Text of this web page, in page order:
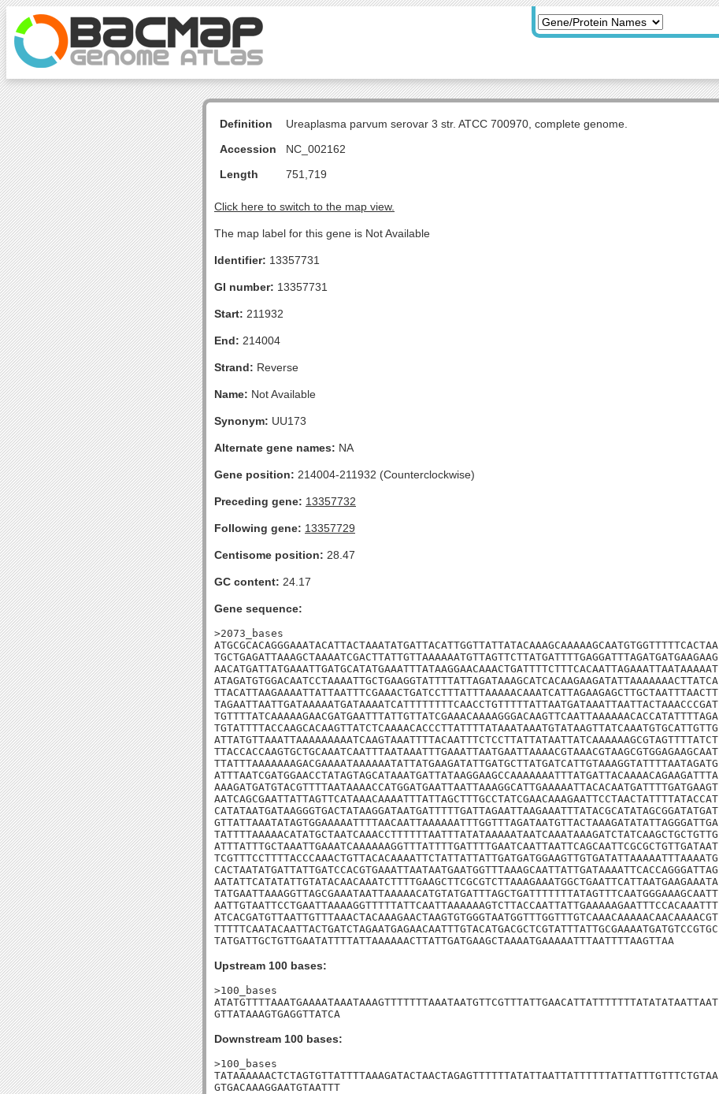
Definition
Ureaplasma parvum serovar 3 str. ATCC 700970, complete genome.
Accession
NC_002162
Length
751,719
Click here to switch to the map view.
The map label for this gene is Not Available
Identifier: 13357731
GI number: 13357731
Start: 211932
End: 214004
Strand: Reverse
Name: Not Available
Synonym: UU173
Alternate gene names: NA
Gene position: 214004-211932 (Counterclockwise)
Preceding gene: 13357732
Following gene: 13357729
Centisome position: 28.47
GC content: 24.17
Gene sequence:
>2073_bases
ATGCGCACAGGGAAATACATTACTAAATATGATTACATTGGTTATTATACAAAGCAAAAAGCAATGTGGTTTTTCACTAA
TGCTGAGATTAAAGCTAAAATCGACTTATTGTTAAAAAATGTTAGTTCTTATGATTTTGAGGATTTAGATGATGAAGAAG
AACATGATTATGAAATTGATGCATATGAAATTTATAAGGAACAAACTGATTTTCTTTCACAATTAGAAATTAATAAAAAT
ATAGATGTGGACAATCCTAAAATTGCTGAAGGTATTTTATTAGATAAAGCATCACAAGAAGATATTAAAAAAACTTATCA
TTACATTAAGAAAATTATTAATTTCGAAACTGATCCTTTATTTAAAAACAAATCATTAGAAGAGCTTGCTAATTTAACTT
TAGAATTAATTGATAAAAATGATAAAATCATTTTTTTTCAACCTGTTTTTATTAATGATAAATTAATTACTAAACCCGAT
TGTTTTATCAAAAAGAACGATGAATTTATTGTTATCGAAACAAAAGGGACAAGTTCAATTAAAAAACACCATATTTTAGA
TGTATTTTACCAAGCACAAGTTATCTCAAAACACCCTTATTTTATAAATAAATGTATAAGTTATCAAATGTGCATTGTTG
ATTATGTTAAATTAAAAAAAAATCAAGTAAATTTTACAATTTCTCCTTATTATAATTATCAAAAAAGCGTAGTTTTATCT
TTACCACCAAGTGCTGCAAATCAATTTAATAAATTTGAAATTAATGAATTAAAACGTAAACGTAAGCGTGGAGAAGCAAT
TTATTTAAAAAAAGACGAAAATAAAAAATATTATGAAGATATTGATGCTTATGATCATTGTAAAGGTATTTTAATAGATG
ATTTAATCGATGGAACCTATAGTAGCATAAATGATTATAAGGAAGCCAAAAAAATTTATGATTACAAAACAGAAGATTTA
AAAGATGATGTACGTTTTAATAAAACCATGGATGAATTAATTAAAGGCATTGAAAAATTACACAATGATTTTGATGAAGT
AATCAGCGAATTATTAGTTCATAAACAAAATTTATTAGCTTTGCCTATCGAACAAAGAATTCCTAACTATTTTATACCAT
CATATAATGATAAGGGTGACTATAAGGATAATGATTTTTGATTAGAATTAAGAAATTTATACGCATATAGCGGATATGAT
GTTATTAAATATAGTGGAAAAATTTTAACAATTAAAAAATTTGGTTTAGATAATGTTACTAAAGATATATTAGGGATTGA
TATTTTAAAAACATATGCTAATCAAACCTTTTTTAATTTATATAAAAATAATCAAATAAAGATCTATCAAGCTGCTGTTG
ATTTATTTGCTAAATTGAAATCAAAAAAGGTTTATTTTGATTTTGAATCAATTAATTCAGCAATTCGCGCTGTTGATAAT
TCGTTTCCTTTTACCCAAACTGTTACACAAAATTCTATTATTATTGATGATGGAAGTTGTGATATTAAAAATTTAAAATG
CACTAATATGATTATTGATCCACGTGAAATTAATAATGAATGGTTTAAAGCAATTATTGATAAAATTCACCAGGGATTAG
AATATTCATATATTGTATACAACAAATCTTTTGAAGCTTCGCGTCTTAAAGAAATGGCTGAATTCATTAATGAAGAAATA
TATGAATTAAAGGTTAGCGAAATAATTAAAAACATGTATGATTTAGCTGATTTTTTTATAGTTTCAATGGGAAAGCAATT
AATTGTAATTCCTGAATTAAAAGGTTTTTATTCAATTAAAAAAGTCTTACCAATTATTGAAAAAGAATTTCCACAAATTT
ATCACGATGTTAATTGTTTAAACTACAAAGAACTAAGTGTGGGTAATGGTTTGGTTTGTCAAACAAAAACAACAAAACGT
TTTTTCAATACAATTACTGATCTAGAATGAGAACAATTTGTACATGACGCTCGTATTTATTGCGAAAATGATGTCCGTGC
TATGATTGCTGTTGAATATTTTATTAAAAAACTTATTGATGAAGCTAAAATGAAAAATTTAATTTTAAGTTAA
Upstream 100 bases:
>100_bases
ATATGTTTTAAATGAAAATAAATAAAGTTTTTTTAAATAATGTTCGTTTATTGAACATTATTTTTTTATATATAATTAAT
GTTATAAAGTGAGGTTATCA
Downstream 100 bases:
>100_bases
TATAAAAAACTCTAGTGTTATTTTAAAGATACTAACTAGAGTTTTTTATATTAATTATTTTTTATTATTTGTTTCTGTAA
GTGACAAAGGAATGTAATTT